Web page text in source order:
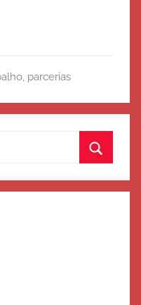
t
d
l
, parcerias